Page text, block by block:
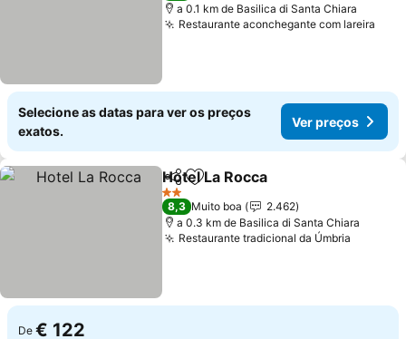
a 0.1 km de Basilica di Santa Chiara
Restaurante aconchegante com lareira
Selecione as datas para ver os preços
exatos.
Ver preços
PartilharAdicionar aos favoritos
Hotel La Rocca
2 Estrelas
8,3 Muito boa
2.462
a 0.3 km de Basilica di Santa Chiara
Restaurante tradicional da Úmbria
De € 122